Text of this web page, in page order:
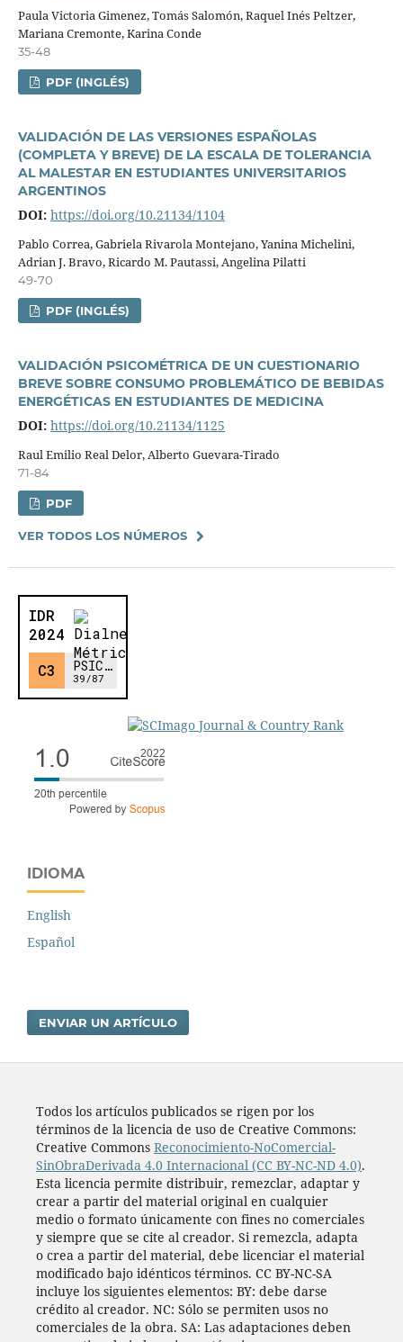
Paula Victoria Gimenez, Tomás Salomón, Raquel Inés Peltzer,
Mariana Cremonte, Karina Conde
35-48
PDF (INGLÉS)
VALIDACIÓN DE LAS VERSIONES ESPAÑOLAS
(COMPLETA Y BREVE) DE LA ESCALA DE TOLERANCIA
AL MALESTAR EN ESTUDIANTES UNIVERSITARIOS
ARGENTINOS
DOI: https://doi.org/10.21134/1104
Pablo Correa, Gabriela Rivarola Montejano, Yanina Michelini,
Adrian J. Bravo, Ricardo M. Pautassi, Angelina Pilatti
49-70
PDF (INGLÉS)
VALIDACIÓN PSICOMÉTRICA DE UN CUESTIONARIO
BREVE SOBRE CONSUMO PROBLEMÁTICO DE BEBIDAS
ENERGÉTICAS EN ESTUDIANTES DE MEDICINA
DOI: https://doi.org/10.21134/1125
Raul Emilio Real Delor, Alberto Guevara-Tirado
71-84
PDF
VER TODOS LOS NÚMEROS
IDIOMA
English
Español
ENVIAR UN ARTÍCULO
Todos los artí­culos publicados se rigen por los
términos de la licencia de uso de Creative Commons:
Creative Commons Reconocimiento-NoComercial-
SinObraDerivada 4.0 Internacional (CC BY-NC-ND 4.0).
Esta licencia permite distribuir, remezclar, adaptar y
crear a partir del material original en cualquier
medio o formato únicamente con fines no comerciales
y siempre que se cite al creador. Si remezcla, adapta
o crea a partir del material, debe licenciar el material
modificado bajo idénticos términos. CC BY-NC-SA
incluye los siguientes elementos: BY: debe darse
crédito al creador. NC: Sólo se permiten usos no
comerciales de la obra. SA: Las adaptaciones deben